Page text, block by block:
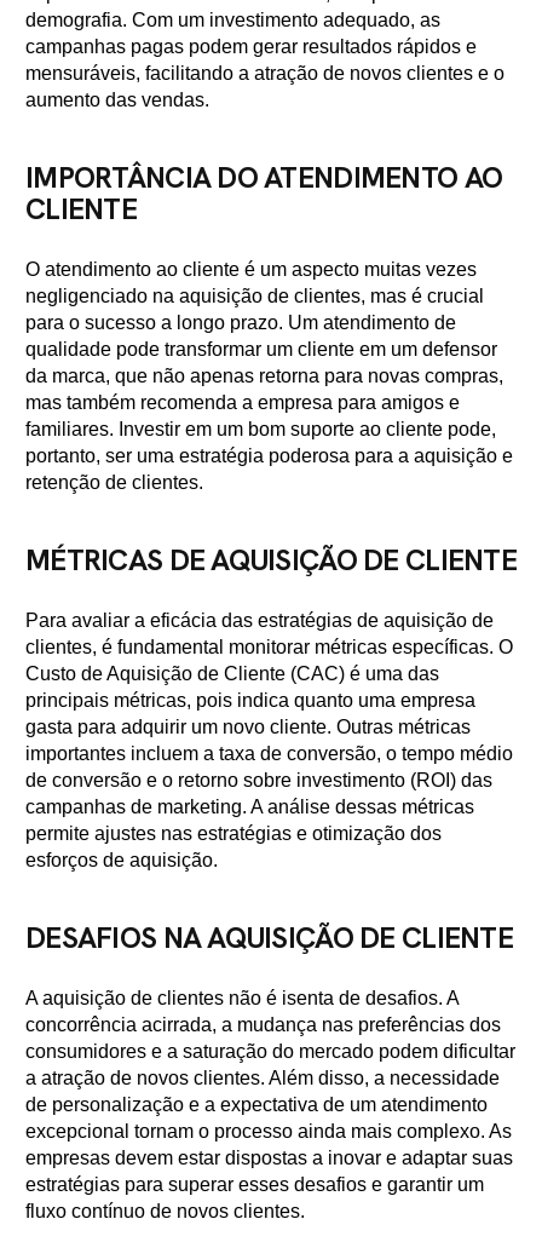
demografia. Com um investimento adequado, as
campanhas pagas podem gerar resultados rápidos e
mensuráveis, facilitando a atração de novos clientes e o
aumento das vendas.
IMPORTÂNCIA DO ATENDIMENTO AO
CLIENTE
O atendimento ao cliente é um aspecto muitas vezes
negligenciado na aquisição de clientes, mas é crucial
para o sucesso a longo prazo. Um atendimento de
qualidade pode transformar um cliente em um defensor
da marca, que não apenas retorna para novas compras,
mas também recomenda a empresa para amigos e
familiares. Investir em um bom suporte ao cliente pode,
portanto, ser uma estratégia poderosa para a aquisição e
retenção de clientes.
MÉTRICAS DE AQUISIÇÃO DE CLIENTE
Para avaliar a eficácia das estratégias de aquisição de
clientes, é fundamental monitorar métricas específicas. O
Custo de Aquisição de Cliente (CAC) é uma das
principais métricas, pois indica quanto uma empresa
gasta para adquirir um novo cliente. Outras métricas
importantes incluem a taxa de conversão, o tempo médio
de conversão e o retorno sobre investimento (ROI) das
campanhas de marketing. A análise dessas métricas
permite ajustes nas estratégias e otimização dos
esforços de aquisição.
DESAFIOS NA AQUISIÇÃO DE CLIENTE
A aquisição de clientes não é isenta de desafios. A
concorrência acirrada, a mudança nas preferências dos
consumidores e a saturação do mercado podem dificultar
a atração de novos clientes. Além disso, a necessidade
de personalização e a expectativa de um atendimento
excepcional tornam o processo ainda mais complexo. As
empresas devem estar dispostas a inovar e adaptar suas
estratégias para superar esses desafios e garantir um
fluxo contínuo de novos clientes.